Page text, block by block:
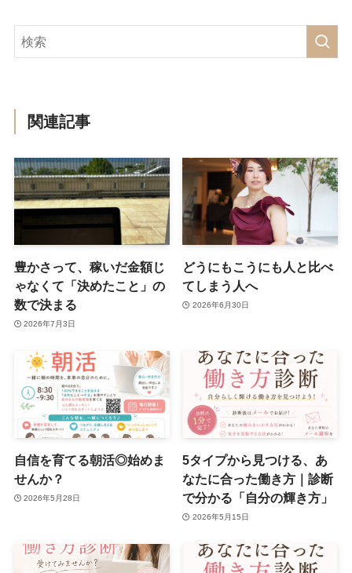
関連記事
豊かさって、稼いだ金額じ
ゃなくて「決めたこと」の
数で決まる
2026年7月3日
どうにもこうにも人と比べ
てしまう人へ
2026年6月30日
自信を育てる朝活◎始めま
せんか？
2026年5月28日
5タイプから見つける、あ
なたに合った働き方｜診断
で分かる「自分の輝き方」
2026年5月15日